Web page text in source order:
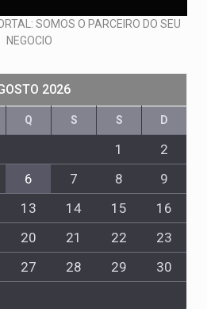
SOMOS O PARCEIRO DO SEU
NEGOCIO
2026
Q S S D
1
2
6 7 8
9
13 14 15
16
20 21 22
23
27 28 29
30